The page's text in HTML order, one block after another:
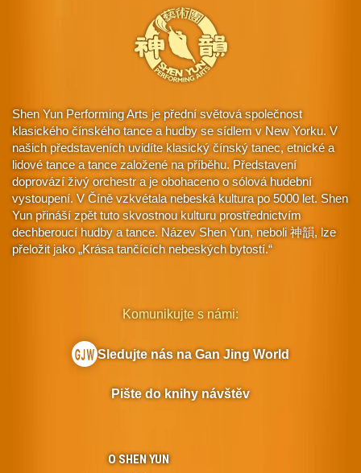
Shen Yun Performing Arts je přední světová společnost
klasického čínského tance a hudby se sídlem v New Yorku. V
našich představeních uvidíte klasický čínský tanec, etnické a
lidové tance a tance založené na příběhu. Představení
doprovází živý orchestr a je obohaceno o sólová hudební
vystoupení. V Číně vzkvétala nebeská kultura po 5000 let. Shen
Yun přináší zpět tuto skvostnou kulturu prostřednictvím
dechberoucí hudby a tance. Název Shen Yun, neboli 神韻, lze
přeložit jako „Krása tančících nebeských bytostí.“
O SHEN YUN
Komunikujte s námi:
Sledujte nás na Gan Jing World
Pište do knihy návštěv